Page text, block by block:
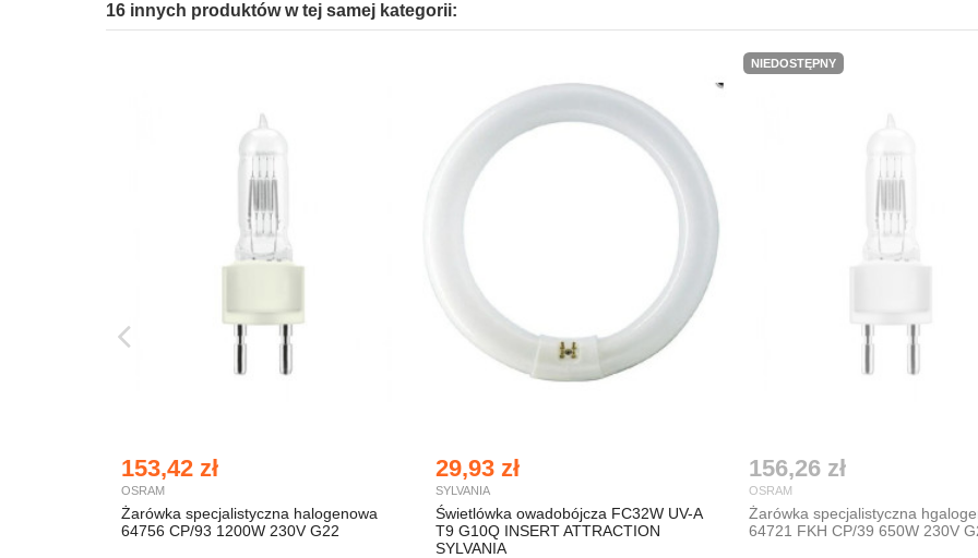
16 innych produktów w tej samej kategorii:
153,42 zł
OSRAM
Żarówka specjalistyczna halogenowa
64756 CP/93 1200W 230V G22
29,93 zł
SYLVANIA
Świetlówka owadobójcza FC32W UV-A
T9 G10Q INSERT ATTRACTION
SYLVANIA
NIEDOSTĘPNY
156,26 zł
OSRAM
Żarówka specjalistyczna
64721 FKH CP/39 650W 230V